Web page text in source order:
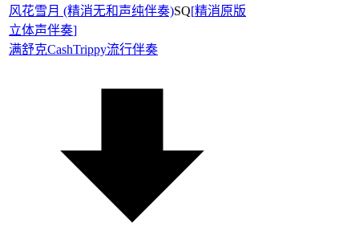
风花雪月 (精消无和声纯伴奏)SQ[精消原版
立体声伴奏]
满舒克CashTrippy流行伴奏